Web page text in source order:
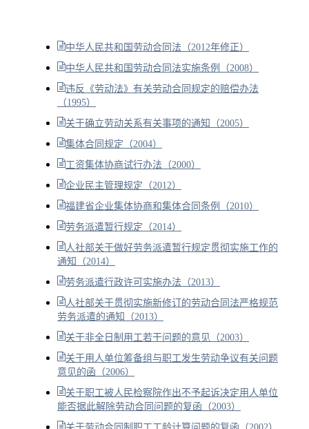
中华人民共和国劳动合同法（2012年修正）
中华人民共和国劳动合同法实施条例（2008）
违反《劳动法》有关劳动合同规定的赔偿办法
（1995）
关于确立劳动关系有关事项的通知（2005）
集体合同规定（2004）
工资集体协商试行办法（2000）
企业民主管理规定（2012）
福建省企业集体协商和集体合同条例（2010）
劳务派遣暂行规定（2014）
人社部关于做好劳务派遣暂行规定贯彻实施工作的
通知（2014）
劳务派遣行政许可实施办法（2013）
人社部关于贯彻实施新修订的劳动合同法严格规范
劳务派遣的通知（2013）
关于非全日制用工若干问题的意见（2003）
关于用人单位筹备组与职工发生劳动争议有关问题
意见的函（2006）
关于职工被人民检察院作出不予起诉决定用人单位
能否据此解除劳动合同问题的复函（2003）